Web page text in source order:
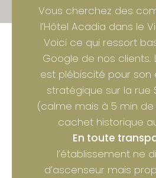
Vous cherchez des
l’Hôtel Acadia dans le
Voici ce qui ressort
Google de nos clients.
est plébiscité pour
stratégique sur la rue
(calme mais à 5 min de
cachet historique
En toute
l’établissement ne
d’ascenseur mais